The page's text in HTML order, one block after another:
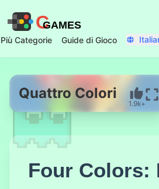
CGAMES
Più Categorie Guide di Gioco
Quattro Colori
1.9k+
Four Colors: